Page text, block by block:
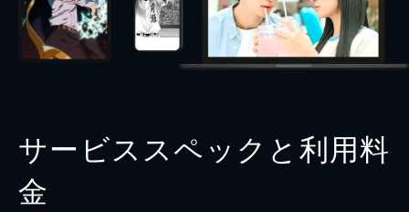
サービススペックと利用料
金